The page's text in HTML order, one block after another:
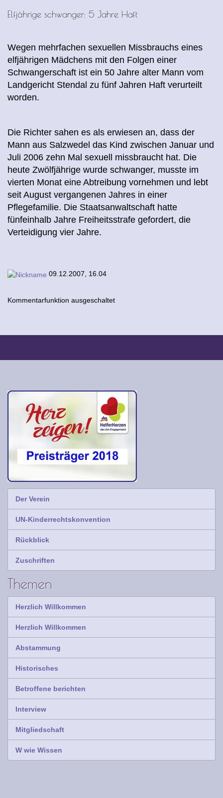
Elfjährige schwanger: 5 Jahre Haft
Wegen mehrfachen sexuellen Missbrauchs eines
elfjährigen Mädchens mit den Folgen einer
Schwangerschaft ist ein 50 Jahre alter Mann vom
Landgericht Stendal zu fünf Jahren Haft verurteilt
worden.
Die Richter sahen es als erwiesen an, dass der
Mann aus Salzwedel das Kind zwischen Januar und
Juli 2006 zehn Mal sexuell missbraucht hat. Die
heute Zwölfjährige wurde schwanger, musste im
vierten Monat eine Abtreibung vornehmen und lebt
seit August vergangenen Jahres in einer
Pflegefamilie. Die Staatsanwaltschaft hatte
fünfeinhalb Jahre Freiheitsstrafe gefordert, die
Verteidigung vier Jahre.
09.12.2007, 16.04
Kommentarfunktion ausgeschaltet
Der Verein
UN-Kinderrechtskonvention
Rückblick
Zuschriften
Themen
Herzlich Willkommen
Herzlich Willkommen
Abstammung
Historisches
Betroffene berichten
Interview
Mitgliedschaft
W wie Wissen